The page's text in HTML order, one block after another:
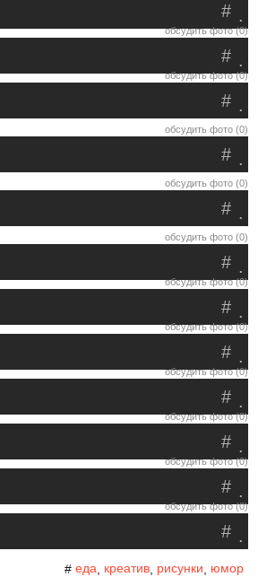
.
#
обсудить фото (0)
.
#
обсудить фото (0)
.
#
обсудить фото (0)
.
#
обсудить фото (0)
.
#
обсудить фото (0)
.
#
обсудить фото (0)
.
#
обсудить фото (0)
.
#
обсудить фото (0)
.
#
обсудить фото (0)
.
#
обсудить фото (0)
.
#
обсудить фото (0)
.
#
# еда, креатив, рисунки юмор